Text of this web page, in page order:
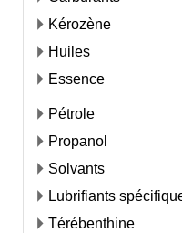
Kérozène
Huiles
Essence
Pétrole
Propanol
Solvants
Lubrifiants
Térébenthine